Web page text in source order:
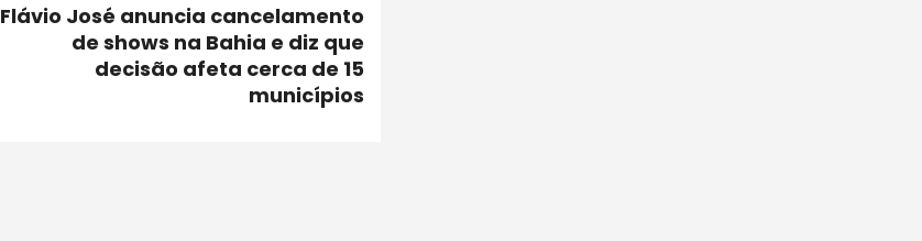
Flávio José anuncia cancelamento
de shows na Bahia e diz que
decisão afeta cerca de 15
municípios